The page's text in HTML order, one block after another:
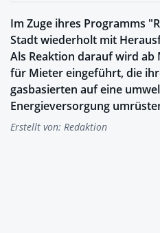
Im Zuge ihres Programms
Stadt wiederholt mit
Als Reaktion darauf wird ab
für Mieter eingeführt, die
gasbasierten auf eine
Energieversorgung
Erstellt von: Redaktion